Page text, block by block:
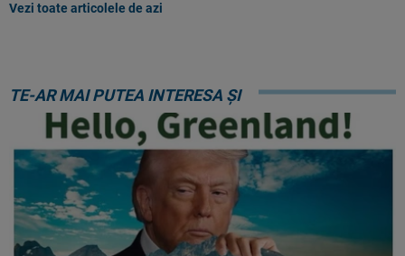
Vezi toate articolele de azi
TE-AR MAI PUTEA INTERESA ȘI